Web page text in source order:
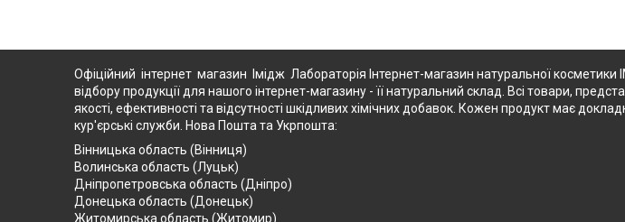
Офіційний інтернет магазин Імідж Лабораторія Інтернет-магазин натуральної
відбору продукції для нашого інтернет-магазину - її натуральний склад. Всі товари,
якості, ефективності та відсутності шкідливих хімічних добавок. Кожен продукт має
кур'єрські служби. Нова Пошта та Укрпошта:
Вінницька область (Вінниця)
Волинська область (Луцьк)
Дніпропетровська область (Дніпро)
Донецька область (Донецьк)
Житомирська область (Житомир)